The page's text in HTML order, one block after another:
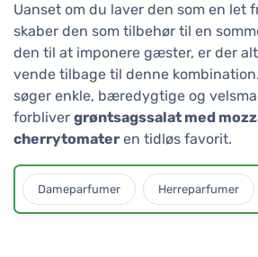
Uanset om du laver den som en let
skaber den som tilbehør til en
den til at imponere gæster, er der
vende tilbage til denne
søger enkle, bæredygtige og
forbliver grøntsagssalat med
cherrytomater en tidløs favorit.
Dameparfumer Herreparfumer